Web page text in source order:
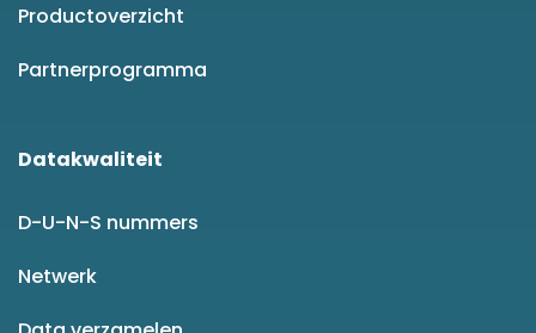
Productoverzicht
Partnerprogramma
Datakwaliteit
D-U-N-S nummers
Netwerk